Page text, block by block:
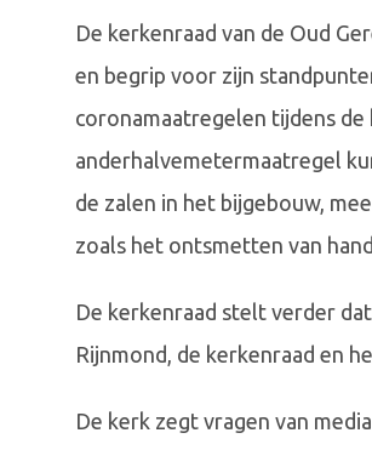
De kerkenraad van de Oud
en begrip voor zijn
coronamaatregelen tijdens
anderhalve­meter­maatregel
de zalen in het bijgebouw,
zoals het ontsmetten van
De kerkenraad stelt verder
Rijnmond, de kerkenraad en
De kerk zegt vragen van